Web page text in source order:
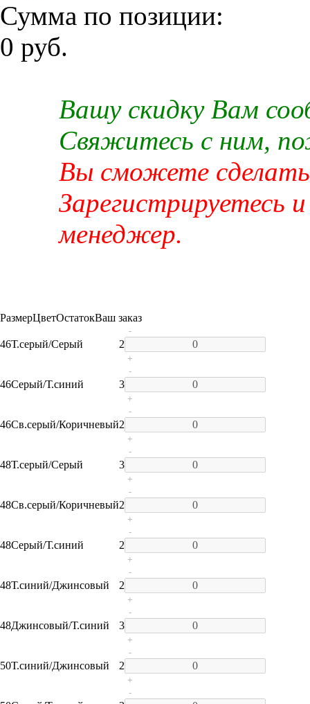
Сумма по позиции:
0 руб.
Вашу скидку Вам
Свяжитесь с ним,
Вы сможете сделать
Зарегистрируетесь
менеджер.
РазмерЦветОстатокВаш заказ
46Т.серый/Серый 2
-
+
46Серый/Т.синий 3
-
+
46Св.серый/Коричневый2
-
+
48Т.серый/Серый 3
-
+
48Св.серый/Коричневый2
-
+
48Серый/Т.синий 2
-
+
48Т.синий/Джинсовый 2
-
+
48Джинсовый/Т.синий 3
-
+
50Т.синий/Джинсовый 2
-
+
-